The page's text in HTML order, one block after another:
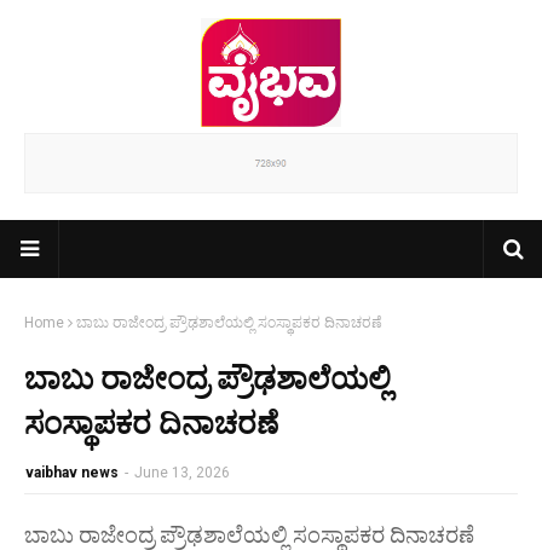
Home ಬಾಬು ರಾಜೇಂದ್ರ ಪ್ರೌಢಶಾಲೆಯಲ್ಲಿ ಸಂಸ್ಥಾಪಕರ ದಿನಾಚರಣೆ
ಬಾಬು ರಾಜೇಂದ್ರ ಪ್ರೌಢಶಾಲೆಯಲ್ಲಿ
ಸಂಸ್ಥಾಪಕರ ದಿನಾಚರಣೆ
vaibhav news - June 13, 2026
ಬಾಬು ರಾಜೇಂದ್ರ ಪ್ರೌಢಶಾಲೆಯಲ್ಲಿ ಸಂಸ್ಥಾಪಕರ ದಿನಾಚರಣೆ